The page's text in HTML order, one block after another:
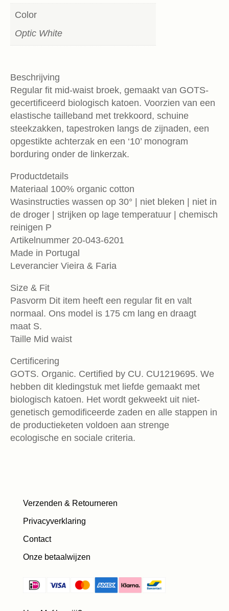
Color
Optic White
Beschrijving
Regular fit mid-waist broek, gemaakt van GOTS-
gecertificeerd biologisch katoen. Voorzien van een
elastische tailleband met trekkoord, schuine
steekzakken, tapestroken langs de zijnaden, een
opgestikte achterzak en een ‘10’ monogram
borduring onder de linkerzak.
Productdetails
Materiaal 100% organic cotton
Wasinstructies wassen op 30° | niet bleken | niet in
de droger | strijken op lage temperatuur | chemisch
reinigen P
Artikelnummer 20-043-6201
Made in Portugal
Leverancier Vieira & Faria
Size & Fit
Pasvorm Dit item heeft een regular fit en valt
normaal. Ons model is 175 cm lang en draagt
maat S.
Taille Mid waist
Certificering
GOTS. Organic. Certified by CU. CU1219695. We
hebben dit kledingstuk met liefde gemaakt met
biologisch katoen. Het wordt gekweekt uit niet-
genetisch gemodificeerde zaden en alle stappen in
de productieketen voldoen aan strenge
ecologische en sociale criteria.
Verzenden & Retourneren
Privacyverklaring
Contact
Onze betaalwijzen